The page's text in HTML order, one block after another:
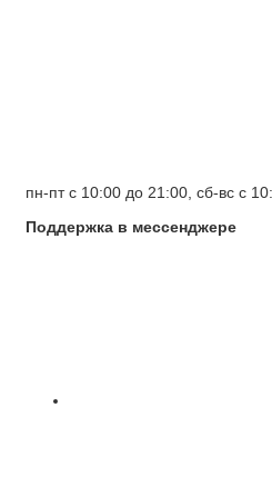
пн-пт с 10:00 до 21:00, сб-вс с
Поддержка в мессенджере